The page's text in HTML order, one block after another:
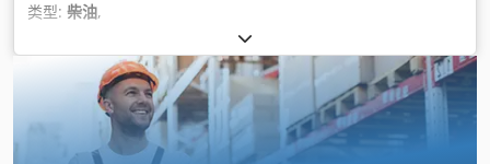
类型: 柴油,